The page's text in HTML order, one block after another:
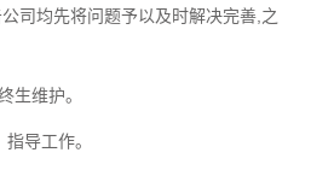
司均先将问题予以及时解决完善,之
生维护。
导工作。